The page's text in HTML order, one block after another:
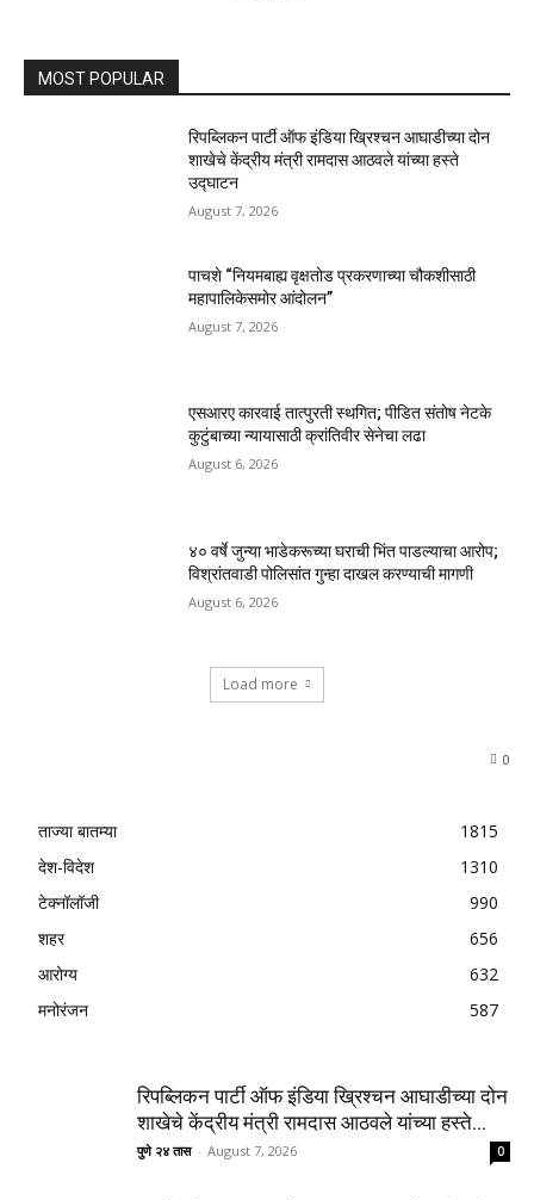
MOST POPULAR
रिपब्लिकन पार्टी ऑफ इंडिया ख्रिश्चन आघाडीच्या दोन
शाखेचे केंद्रीय मंत्री रामदास आठवले यांच्या हस्ते
उद्घाटन
August 7, 2026
पाचशे “नियमबाह्य वृक्षतोड प्रकरणाच्या चौकशीसाठी
महापालिकेसमोर आंदोलन”
August 7, 2026
एसआरए कारवाई तात्पुरती स्थगित; पीडित संतोष नेटके
कुटुंबाच्या न्यायासाठी क्रांतिवीर सेनेचा लढा
August 6, 2026
४० वर्षे जुन्या भाडेकरूच्या घराची भिंत पाडल्याचा आरोप;
विश्रांतवाडी पोलिसांत गुन्हा दाखल करण्याची मागणी
August 6, 2026
Load more
0
ताज्या बातम्या
1815
देश-विदेश
1310
टेक्नॉलॉजी
990
शहर
656
आरोग्य
632
मनोरंजन
587
रिपब्लिकन पार्टी ऑफ इंडिया ख्रिश्चन आघाडीच्या दोन
शाखेचे केंद्रीय मंत्री रामदास आठवले यांच्या हस्ते...
पुणे २४ तास - August 7, 2026 0